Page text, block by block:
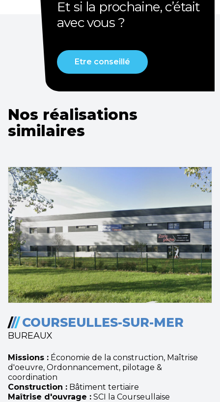
Et si la prochaine, c’était
avec vous ?
Etre conseillé
Nos réalisations
similaires
/// COURSEULLES-SUR-MER
BUREAUX
Missions : Économie de la construction, Maîtrise
d'oeuvre, Ordonnancement, pilotage &
coordination
Construction : Bâtiment tertiaire
Maîtrise d'ouvrage : SCI la Courseullaise